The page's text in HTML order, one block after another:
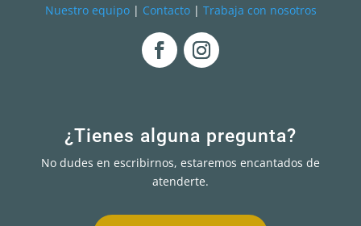
Nuestro equipo| Contacto| Trabaja con nosotros
¿Tienes alguna pregunta?
No dudes en escribirnos, estaremos encantados de
atenderte.